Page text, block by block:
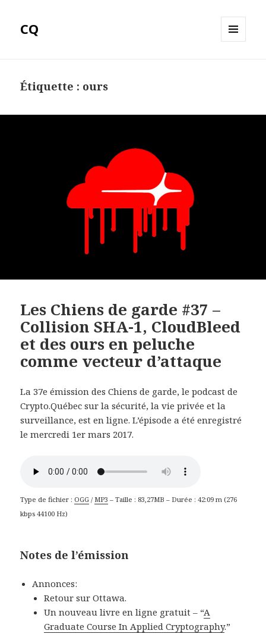
CQ
Étiquette : ours
Les Chiens de garde #37 –
Collision SHA-1, CloudBleed
et des ours en peluche
comme vecteur d’attaque
La 37e émission des Chiens de garde, le podcast de
Crypto.Québec sur la sécurité, la vie privée et la
surveillance, est en ligne. L’épisode a été enregistré
le mercredi 1er mars 2017.
Type de fichier : OGG / MP3 – Taille : 83,27MB – Durée : 42:09 m (276
kbps 44100 Hz)
Notes de l’émission
Annonces:
Retour sur Ottawa.
Un nouveau livre en ligne gratuit – “A
Graduate Course In Applied Cryptography.”